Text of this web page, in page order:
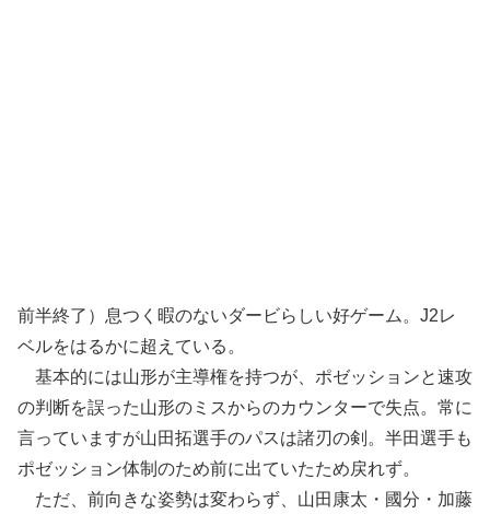
前半終了）息つく暇のないダービらしい好ゲーム。J2レ
ベルをはるかに超えている。
基本的には山形が主導権を持つが、ポゼッションと速攻
の判断を誤った山形のミスからのカウンターで失点。常に
言っていますが山田拓選手のパスは諸刃の剣。半田選手も
ポゼッション体制のため前に出ていたため戻れず。
ただ、前向きな姿勢は変わらず、山田康太・國分・加藤